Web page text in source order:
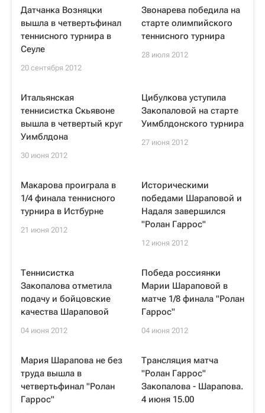
Датчанка Возняцки
вышла в четвертьфинал
теннисного турнира в
Сеуле
20 сентября 2012
Звонарева победила на
старте олимпийского
теннисного турнира
28 июля 2012
Итальянская
теннисистка Скьявоне
вышла в четвертый круг
Уимблдона
30 июня 2012
Цибулкова уступила
Закопаловой на старте
Уимблдонского турнира
27 июня 2012
Макарова проиграла в
1/4 финала теннисного
турнира в Истбурне
21 июня 2012
Историческими
победами Шараповой и
Надаля завершился
"Ролан Гаррос"
12 июня 2012
Теннисистка
Закопалова отметила
подачу и бойцовские
качества Шараповой
04 июня 2012
Победа россиянки
Марии Шараповой в
матче 1/8 финала "Ролан
Гаррос"
04 июня 2012
Мария Шарапова не без
труда вышла в
четвертьфинал "Ролан
Гаррос"
Трансляция матча
"Ролан Гаррос"
Закопалова - Шарапова.
4 июня 15.00